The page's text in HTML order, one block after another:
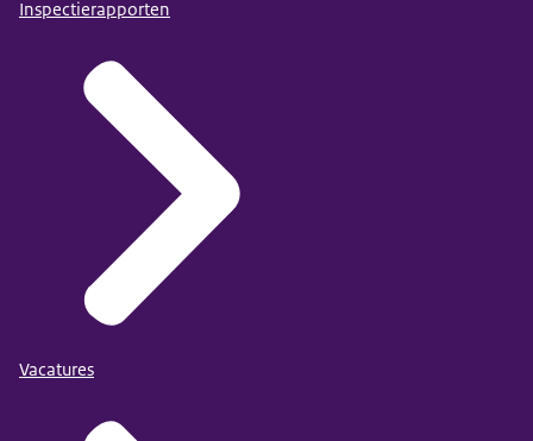
Inspectierapporten
Vacatures